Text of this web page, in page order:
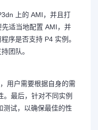
上的 AMI，并且打
适当地配置 AMI，并
序是否支持 P4 实例。
团队。
户需要根据自身的需
。最后，针对不同实例
测试，以确保最佳的性